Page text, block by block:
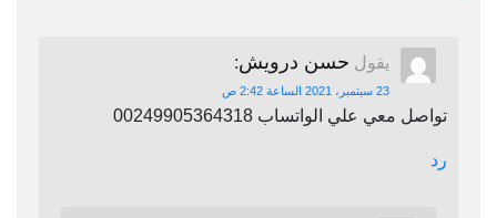
يقول حسن درويش:
23 سبتمبر، 2021 الساعة 2:42 ص
تواصل معي علي الواتساب 00249905364318
رد